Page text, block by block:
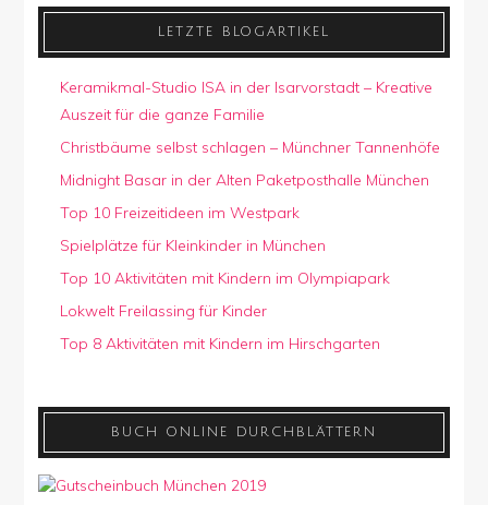
LETZTE BLOGARTIKEL
Keramikmal-Studio ISA in der Isarvorstadt – Kreative
Auszeit für die ganze Familie
Christbäume selbst schlagen – Münchner Tannenhöfe
Midnight Basar in der Alten Paketposthalle München
Top 10 Freizeitideen im Westpark
Spielplätze für Kleinkinder in München
Top 10 Aktivitäten mit Kindern im Olympiapark
Lokwelt Freilassing für Kinder
Top 8 Aktivitäten mit Kindern im Hirschgarten
BUCH ONLINE DURCHBLÄTTERN